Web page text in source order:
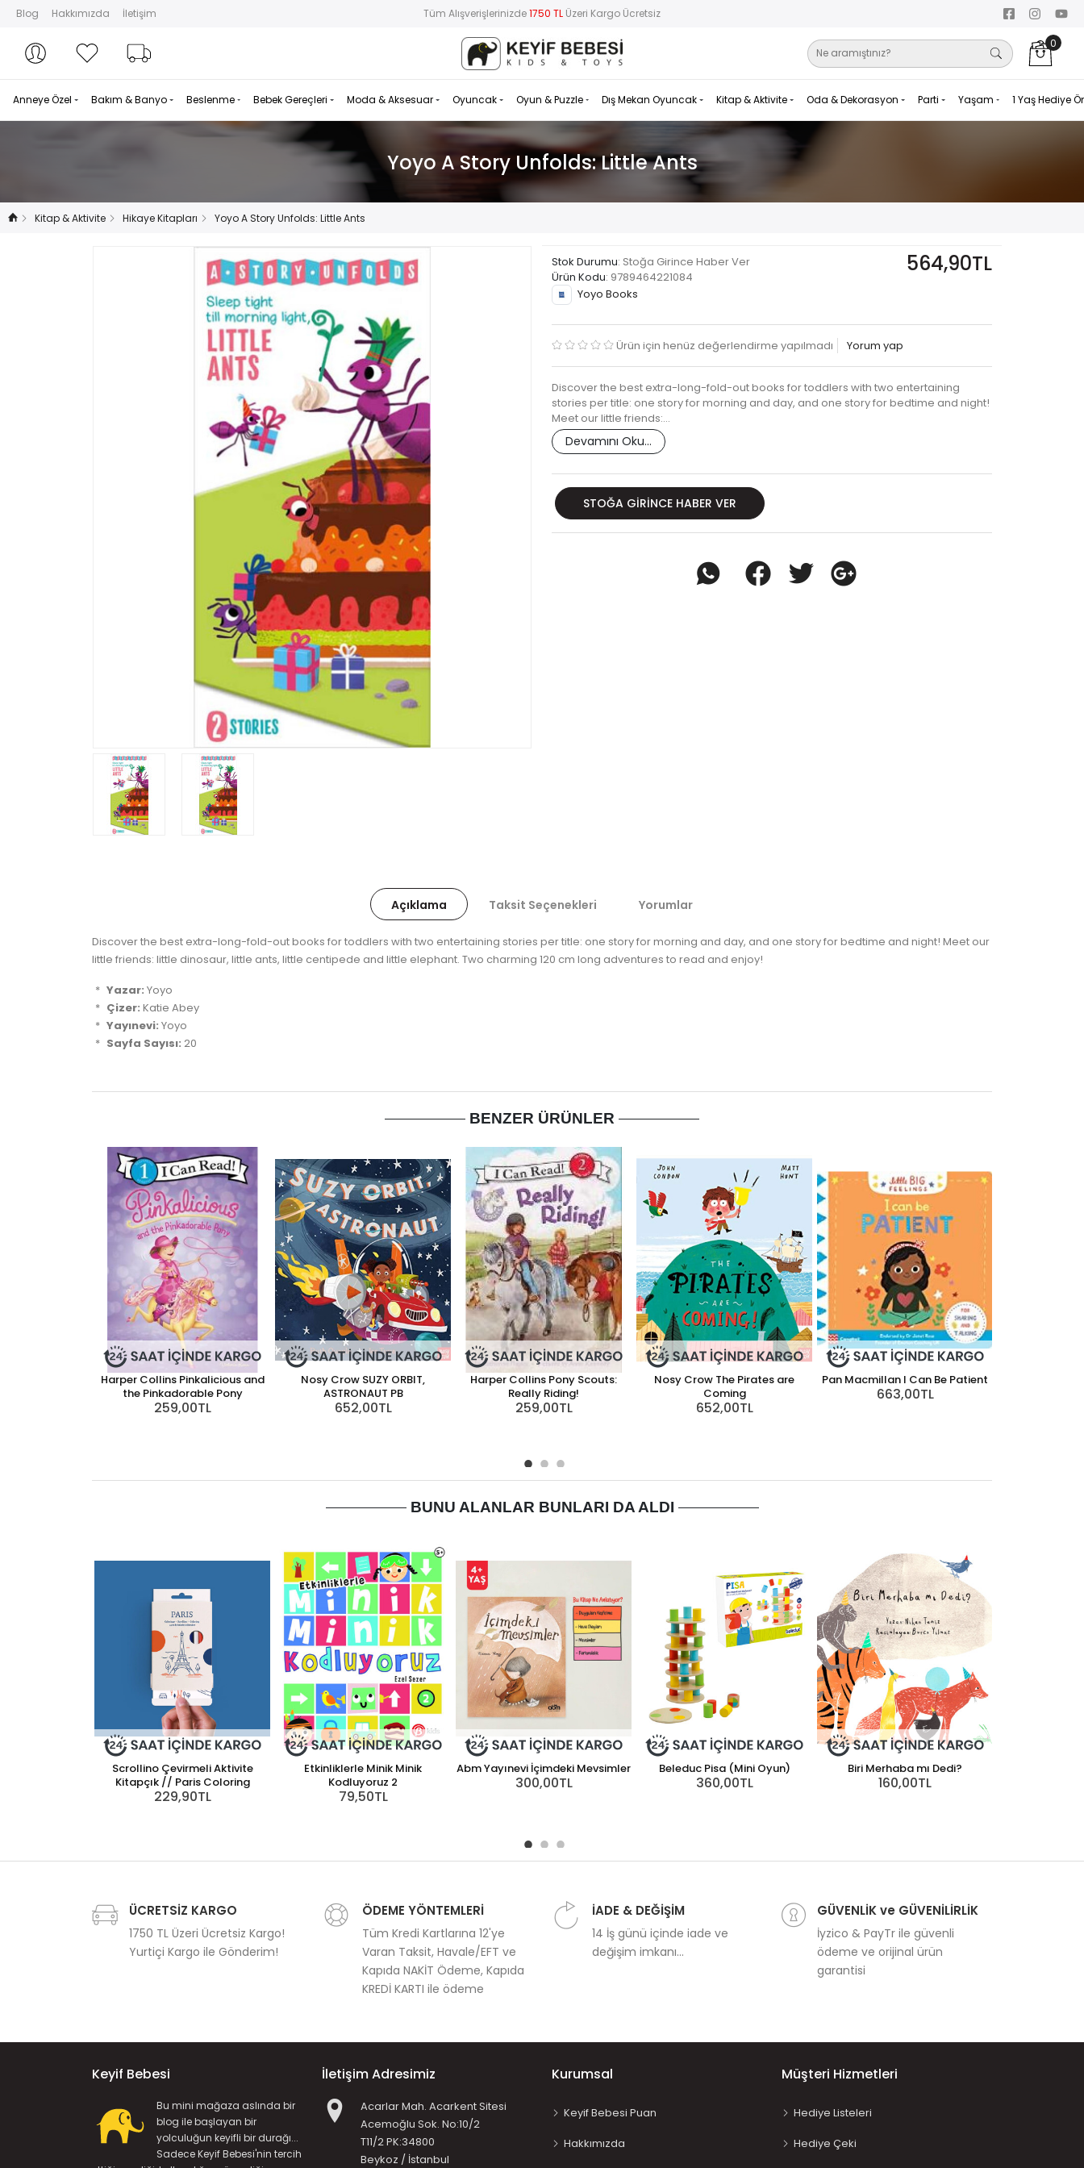
Blog Hakkımızda İletişim Tüm Alışverişlerinizde1750 TL Üzeri Kargo Ücretsiz
Hesabım
Hesabım Favorilerim 0
Anneye Özel Bakım & Banyo Beslenme Bebek Gereçleri Moda & Aksesuar Oyuncak Oyun & Puzzle Dış Mekan Oyuncak Kitap & Aktivite Oda & Dekorasyon Parti Yaşam 1 Yaş Hediye
Yoyo A Story Unfolds: Little Ants
Kitap & Aktivite Hikaye Kitapları Yoyo A Story Unfolds: Little Ants
Stok Durumu: Stoğa Girince Haber Ver
Ürün Kodu: 9789464221084
Yoyo Books
564,90TL
Ürün için henüz değerlendirme yapılmadı Yorum yap
Discover the best extra-long-fold-out books for toddlers with two entertaining
stories per title: one story for morning and day, and one story for bedtime and night!
Meet our little friends:…
Devamını Oku...
STOĞA GIRINCE HABER VER
Açıklama Taksit Seçenekleri Yorumlar
Discover the best extra-long-fold-out books for toddlers with two entertaining stories per title: one story for morning and day, and one story for bedtime and night! Meet our
little friends: little dinosaur, little ants, little centipede and little elephant. Two charming 120 cm long adventures to read and enjoy!
Yazar: Yoyo
Çizer: Katie Abey
Yayınevi: Yoyo
Sayfa Sayısı: 20
BENZER ÜRÜNLER
Harper Collins Pinkalicious and
the Pinkadorable Pony
259,00TL
Nosy Crow SUZY ORBIT,
ASTRONAUT PB
652,00TL
Harper Collins Pony Scouts:
Really Riding!
259,00TL
Nosy Crow The Pirates are
Coming
652,00TL
Pan Macmillan I Can Be Patient
663,00TL
BUNU ALANLAR BUNLARI DA ALDI
Scrollino Çevirmeli Aktivite
Kitapçık // Paris Coloring
229,90TL
Etkinliklerle Minik Minik
Kodluyoruz 2
79,50TL
Abm Yayınevi İçimdeki Mevsimler
300,00TL
Beleduc Pisa (Mini Oyun)
360,00TL
Biri Merhaba mı Dedi?
160,00TL
ÜCRETSİZ KARGO
1750 TL Üzeri Ücretsiz Kargo!
Yurtiçi Kargo ile Gönderim!
ÖDEME YÖNTEMLERİ
Tüm Kredi Kartlarına 12'ye
Varan Taksit, Havale/EFT ve
Kapıda NAKİT Ödeme, Kapıda
KREDİ KARTI ile ödeme
İADE & DEĞİŞİM
14 İş günü içinde iade ve
değişim imkanı...
GÜVENLİK ve GÜVENİLİRLİK
İyzico & PayTr ile güvenli
ödeme ve orijinal ürün
garantisi
Keyif Bebesi
Bu mini mağaza aslında bir
blog ile başlayan bir
yolculuğun keyifli bir durağı...
Sadece Keyif Bebesi'nin tercih
İletişim Adresimiz
Acarlar Mah. Acarkent Sitesi
Acemoğlu Sok. No:10/2
T11/2 PK:34800
Beykoz / İstanbul
Kurumsal
Keyif Bebesi Puan
Hakkımızda
Müşteri Hizmetleri
Hediye Listeleri
Hediye Çeki